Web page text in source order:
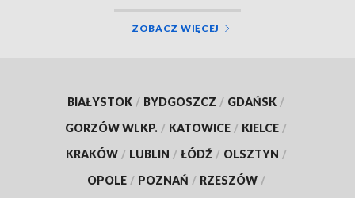
ZOBACZ WIĘCEJ
BIAŁYSTOK / BYDGOSZCZ / GDAŃSK /
GORZÓW WLKP. / KATOWICE / KIELCE /
KRAKÓW / LUBLIN / ŁÓDŹ / OLSZTYN /
OPOLE / POZNAŃ / RZESZÓW /